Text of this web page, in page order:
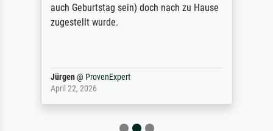
auch Geburtstag sein) doch nach zu Hause
zugestellt wurde.
Jürgen@ ProvenExpert
April 22, 2026